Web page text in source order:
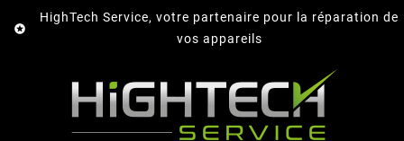

HighTech Service, votre partenaire pour la réparation de
vos appareils